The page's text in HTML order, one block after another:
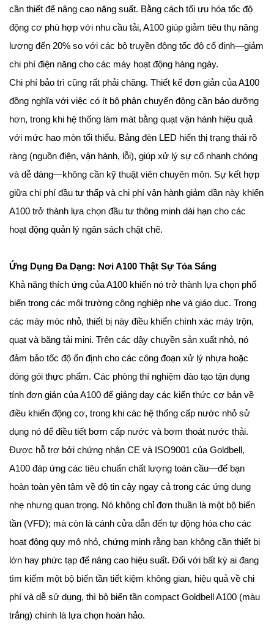
cần thiết để nâng cao năng suất. Bằng cách tối ưu hóa tốc độ
động cơ phù hợp với nhu cầu tải, A100 giúp giảm tiêu thụ năng
lượng đến 20% so với các bộ truyền động tốc độ cố định—giảm
chi phí điện năng cho các máy hoạt động hàng ngày.
Chi phí bảo trì cũng rất phải chăng. Thiết kế đơn giản của A100
đồng nghĩa với việc có ít bộ phận chuyển động cần bảo dưỡng
hơn, trong khi hệ thống làm mát bằng quạt vận hành hiệu quả
với mức hao mòn tối thiểu. Bảng đèn LED hiển thị trạng thái rõ
ràng (nguồn điện, vận hành, lỗi), giúp xử lý sự cố nhanh chóng
và dễ dàng—không cần kỹ thuật viên chuyên môn. Sự kết hợp
giữa chi phí đầu tư thấp và chi phí vận hành giảm dần này khiến
A100 trở thành lựa chọn đầu tư thông minh dài hạn cho các
hoạt động quản lý ngân sách chặt chẽ.
Ứng Dụng Đa Dạng: Nơi A100 Thật Sự Tỏa Sáng
Khả năng thích ứng của A100 khiến nó trở thành lựa chọn phổ
biến trong các môi trường công nghiệp nhẹ và giáo dục. Trong
các máy móc nhỏ, thiết bị này điều khiển chính xác máy trộn,
quạt và băng tải mini. Trên các dây chuyền sản xuất nhỏ, nó
đảm bảo tốc độ ổn định cho các công đoạn xử lý nhựa hoặc
đóng gói thực phẩm. Các phòng thí nghiệm đào tạo tận dụng
tính đơn giản của A100 để giảng dạy các kiến thức cơ bản về
điều khiển động cơ, trong khi các hệ thống cấp nước nhỏ sử
dụng nó để điều tiết bơm cấp nước và bơm thoát nước thải.
Được hỗ trợ bởi chứng nhận CE và ISO9001 của Goldbell,
A100 đáp ứng các tiêu chuẩn chất lượng toàn cầu—để bạn
hoàn toàn yên tâm về độ tin cậy ngay cả trong các ứng dụng
nhẹ nhưng quan trọng. Nó không chỉ đơn thuần là một bộ biến
tần (VFD); mà còn là cánh cửa dẫn đến tự động hóa cho các
hoạt động quy mô nhỏ, chứng minh rằng bạn không cần thiết bị
lớn hay phức tạp để nâng cao hiệu suất. Đối với bất kỳ ai đang
tìm kiếm một bộ biến tần tiết kiệm không gian, hiệu quả về chi
phí và dễ sử dụng, thì bộ biến tần compact Goldbell A100 (màu
trắng) chính là lựa chọn hoàn hảo.